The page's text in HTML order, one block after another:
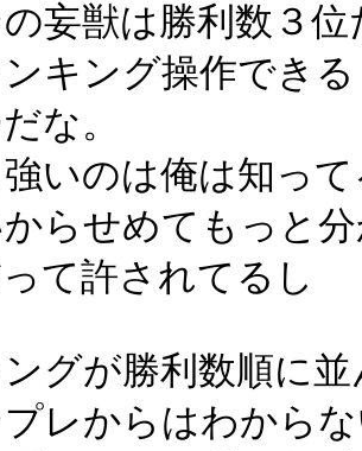
妄獣は勝利数３位
キング操作でき
な。
強いのは俺は知っ
からせめてもっと
て許されてるし
グが勝利数順に
レからはわから